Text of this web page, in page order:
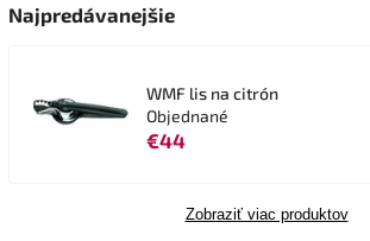
Najpredávanejšie
WMF lis na citrón
Objednané
€44
Zobraziť viac produktov